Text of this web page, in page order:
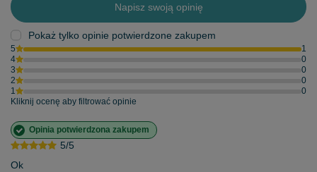
Napisz swoją opinię
Pokaż tylko opinie potwierdzone zakupem
5
1
4
0
3
0
2
0
1
0
Kliknij ocenę aby filtrować opinie
5/5
Opinia potwierdzona zakupem
Ok